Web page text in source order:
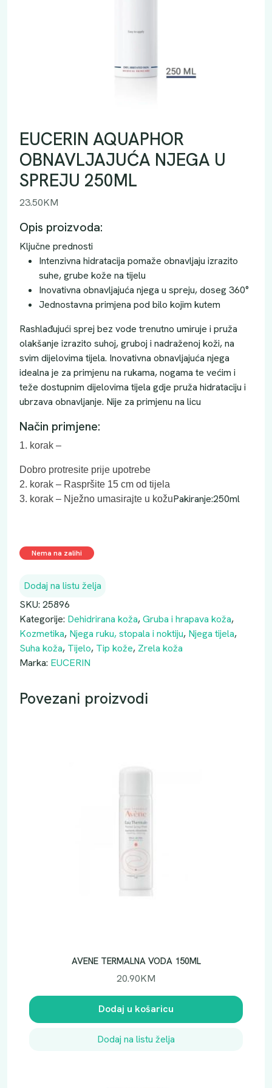
EUCERIN AQUAPHOR
OBNAVLJAJUĆA NJEGA U
SPREJU 250ML
23.50KM
Opis proizvoda:
Ključne prednosti
Intenzivna hidratacija pomaže obnavljaju izrazito
suhe, grube kože na tijelu
Inovativna obnavljajuća njega u spreju, doseg 360°
Jednostavna primjena pod bilo kojim kutem
Rashlađujući sprej bez vode trenutno umiruje i pruža
olakšanje izrazito suhoj, gruboj i nadraženoj koži, na
svim dijelovima tijela. Inovativna obnavljajuća njega
idealna je za primjenu na rukama, nogama te većim i
teže dostupnim dijelovima tijela gdje pruža hidrataciju i
ubrzava obnavljanje. Nije za primjenu na licu
Način primjene:
1. korak –
Dobro protresite prije upotrebe
2. korak – Raspršite 15 cm od tijela
3. korak – Nježno umasirajte u kožuPakiranje:250ml
Nema na zalihi
Dodaj na listu želja
SKU: 25896
Kategorije: Dehidrirana koža,Gruba i hrapava koža,
Kozmetika, Njega ruku, stopala i noktiju, Njega tijela,
Suha koža, Tijelo, Tip kože, Zrela koža
Marka: EUCERIN
Povezani proizvodi
AVENE TERMALNA VODA 150ML
20.90KM
Dodaj u košaricu
Dodaj na listu želja